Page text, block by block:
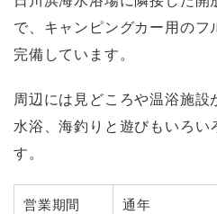
で、キャンピングカー用のフ
完備しています。
周辺には見どころや温浴施設
水浴、海釣りと遊びもいろい
す。
営業期間 通年